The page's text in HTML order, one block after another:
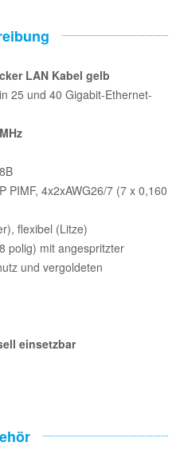
LAN Kabel gelb
25 und 40 Gigabit-Ethernet-
PIMF, 4x2xAWG26/7 (7 x 0,160
flexibel (Litze)
polig) mit angespritzter
und vergoldeten
einsetzbar